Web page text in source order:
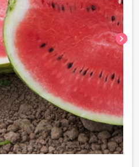
chevron_right